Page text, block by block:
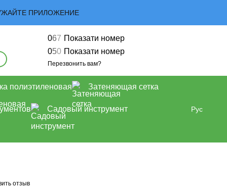
ПРИЛОЖЕНИЕ
067 Показати номер
050 Показати номер
Перезвонить вам?
полиэтиленовая Затеняющая сетка
Садовый инструмент Рус
отзыв